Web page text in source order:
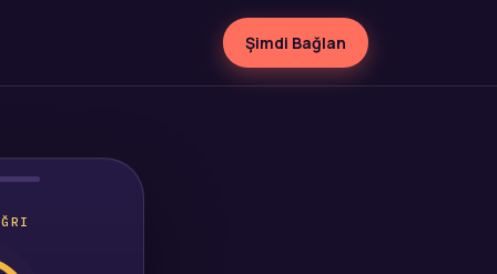
Şimdi Bağlan